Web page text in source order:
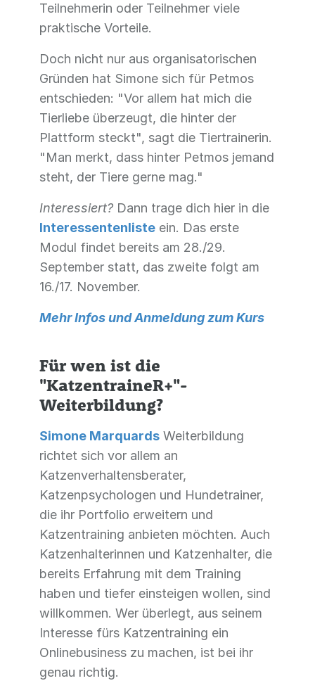
Teilnehmerin oder Teilnehmer viele
praktische Vorteile.
Doch nicht nur aus organisatorischen
Gründen hat Simone sich für Petmos
entschieden: "Vor allem hat mich die
Tierliebe überzeugt, die hinter der
Plattform steckt", sagt die Tiertrainerin.
"Man merkt, dass hinter Petmos jemand
steht, der Tiere gerne mag."
Interessiert? Dann trage dich hier in die
Interessentenliste ein. Das erste
Modul findet bereits am 28./29.
September statt, das zweite folgt am
16./17. November.
Mehr Infos und Anmeldung zum Kurs
Für wen ist die
"KatzentraineR+"-
Weiterbildung?
Simone Marquards Weiterbildung
richtet sich vor allem an
Katzenverhaltensberater,
Katzenpsychologen und Hundetrainer,
die ihr Portfolio erweitern und
Katzentraining anbieten möchten. Auch
Katzenhalterinnen und Katzenhalter, die
bereits Erfahrung mit dem Training
haben und tiefer einsteigen wollen, sind
willkommen. Wer überlegt, aus seinem
Interesse fürs Katzentraining ein
Onlinebusiness zu machen, ist bei ihr
genau richtig.